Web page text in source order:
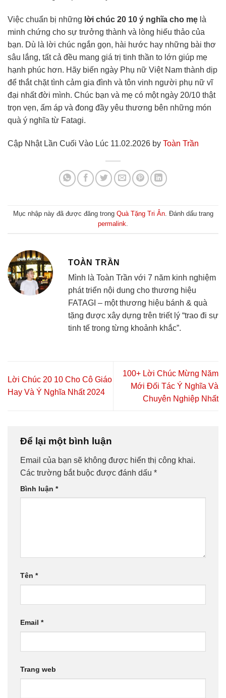
Việc chuẩn bị những lời chúc 20 10 ý nghĩa cho mẹ là
minh chứng cho sự trưởng thành và lòng hiếu thảo của
bạn. Dù là lời chúc ngắn gọn, hài hước hay những bài thơ
sâu lắng, tất cả đều mang giá trị tinh thần to lớn giúp mẹ
hạnh phúc hơn. Hãy biến ngày Phụ nữ Việt Nam thành dịp
để thắt chặt tình cảm gia đình và tôn vinh người phụ nữ vĩ
đại nhất đời mình. Chúc bạn và mẹ có một ngày 20/10 thật
trọn vẹn, ấm áp và đong đầy yêu thương bên những món
quà ý nghĩa từ Fatagi.
Cập Nhật Lần Cuối Vào Lúc 11.02.2026 by Toàn Trần
Mục nhập này đã được đăng trong Quà Tặng Tri Ân. Đánh dấu trang
permalink.
TOÀN TRẦN
Mình là Toàn Trần với 7 năm kinh nghiệm
phát triển nội dung cho thương hiệu
FATAGI – một thương hiệu bánh & quà
tặng được xây dựng trên triết lý “trao đi sự
tinh tế trong từng khoảnh khắc”.
Lời Chúc 20 10 Cho Cô Giáo
Hay Và Ý Nghĩa Nhất 2024
100+ Lời Chúc Mừng Năm
Mới Đối Tác Ý Nghĩa Và
Chuyên Nghiệp Nhất
Để lại một bình luận
Email của bạn sẽ không được hiển thị công khai.
Các trường bắt buộc được đánh dấu *
Bình luận *
Tên *
Email *
Trang web